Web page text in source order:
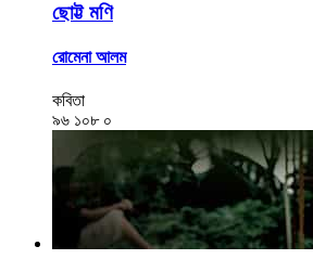
ছোট্ট মণি
রোমেনা আলম
কবিতা
৯৬ ১০৮ ০